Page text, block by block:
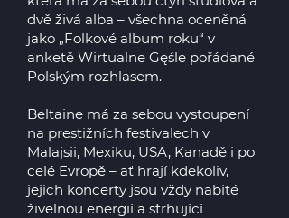
dvě živá alba – všechna oceněná
jako „Folkové album roku“ v
anketě Wirtualne Gęśle pořádané
Polským rozhlasem.
Beltaine má za sebou vystoupení
na prestižních festivalech v
Malajsii, Mexiku, USA, Kanadě i po
celé Evropě – ať hrají kdekoliv,
jejich koncerty jsou vždy nabité
živelnou energií a strhující